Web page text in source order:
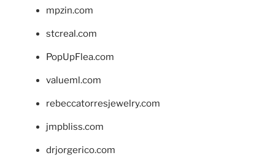
mpzin.com
stcreal.com
PopUpFlea.com
valueml.com
rebeccatorresjewelry.com
jmpbliss.com
drjorgerico.com